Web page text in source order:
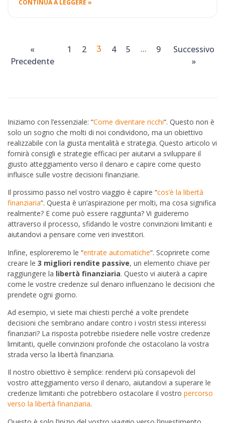
CONTINUA A LEGGERE »
«
Precedente
1 2 3 4 5 … 9
Successivo
»
Iniziamo con l’essenziale: “Come diventare ricchi“. Questo non è
solo un sogno che molti di noi condividono, ma un obiettivo
realizzabile con la giusta mentalità e strategia. Questo articolo vi
fornirà consigli e strategie efficaci per aiutarvi a sviluppare il
giusto atteggiamento verso il denaro e capire come questo
influisce sulle vostre decisioni finanziarie.
Il prossimo passo nel vostro viaggio è capire “cos’è la libertà
finanziaria“. Questa è un’aspirazione per molti, ma cosa significa
realmente? E come può essere raggiunta? Vi guideremo
attraverso il processo, sfidando le vostre convinzioni limitanti e
aiutandovi a pensare come veri investitori.
Infine, esploreremo le “entrate automatiche“. Scoprirete come
creare le 3 migliori rendite passive, un elemento chiave per
raggiungere la libertà finanziaria. Questo vi aiuterà a capire
come le vostre credenze sul denaro influenzano le decisioni che
prendete ogni giorno.
Ad esempio, vi siete mai chiesti perché a volte prendete
decisioni che sembrano andare contro i vostri stessi interessi
finanziari? La risposta potrebbe risiedere nelle vostre credenze
limitanti, quelle convinzioni profonde che ostacolano la vostra
strada verso la libertà finanziaria.
Il nostro obiettivo è semplice: rendervi più consapevoli del
vostro atteggiamento verso il denaro, aiutandovi a superare le
credenze limitanti che potrebbero ostacolare il vostro percorso
verso la libertà finanziaria.